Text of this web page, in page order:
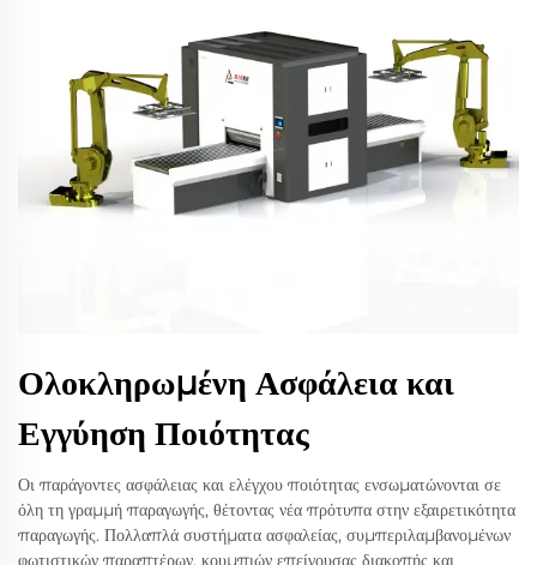
Ολοκληρωμένη Ασφάλεια και
Εγγύηση Ποιότητας
Οι παράγοντες ασφάλειας και ελέγχου ποιότητας ενσωματώνονται σε
όλη τη γραμμή παραγωγής, θέτοντας νέα πρότυπα στην εξαιρετικότητα
παραγωγής. Πολλαπλά συστήματα ασφαλείας, συμπεριλαμβανομένων
φωτιστικών παραπτέρων, κουμπιών επείγουσας διακοπής και